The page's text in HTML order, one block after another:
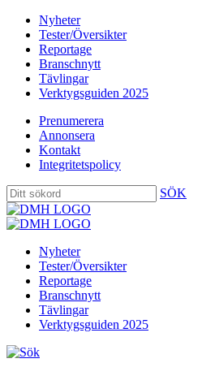
Nyheter
Tester/Översikter
Reportage
Branschnytt
Tävlingar
Verktygsguiden 2025
Prenumerera
Annonsera
Kontakt
Integritetspolicy
SÖK
Nyheter
Tester/Översikter
Reportage
Branschnytt
Tävlingar
Verktygsguiden 2025